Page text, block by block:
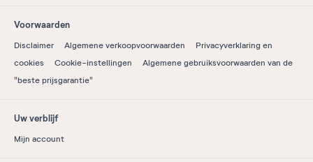
Voorwaarden
Disclaimer Algemene verkoopvoorwaarden
Privacyverklaring en
cookies
Cookie-instellingen
Algemene gebruiksvoorwaarden van de
"beste prijsgarantie"
Uw verblijf
Mijn account